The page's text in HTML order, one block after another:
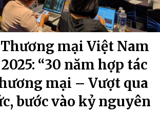
mại Việt Nam
“30 năm hợp tác
mại – Vượt qua
bước vào kỷ nguyên